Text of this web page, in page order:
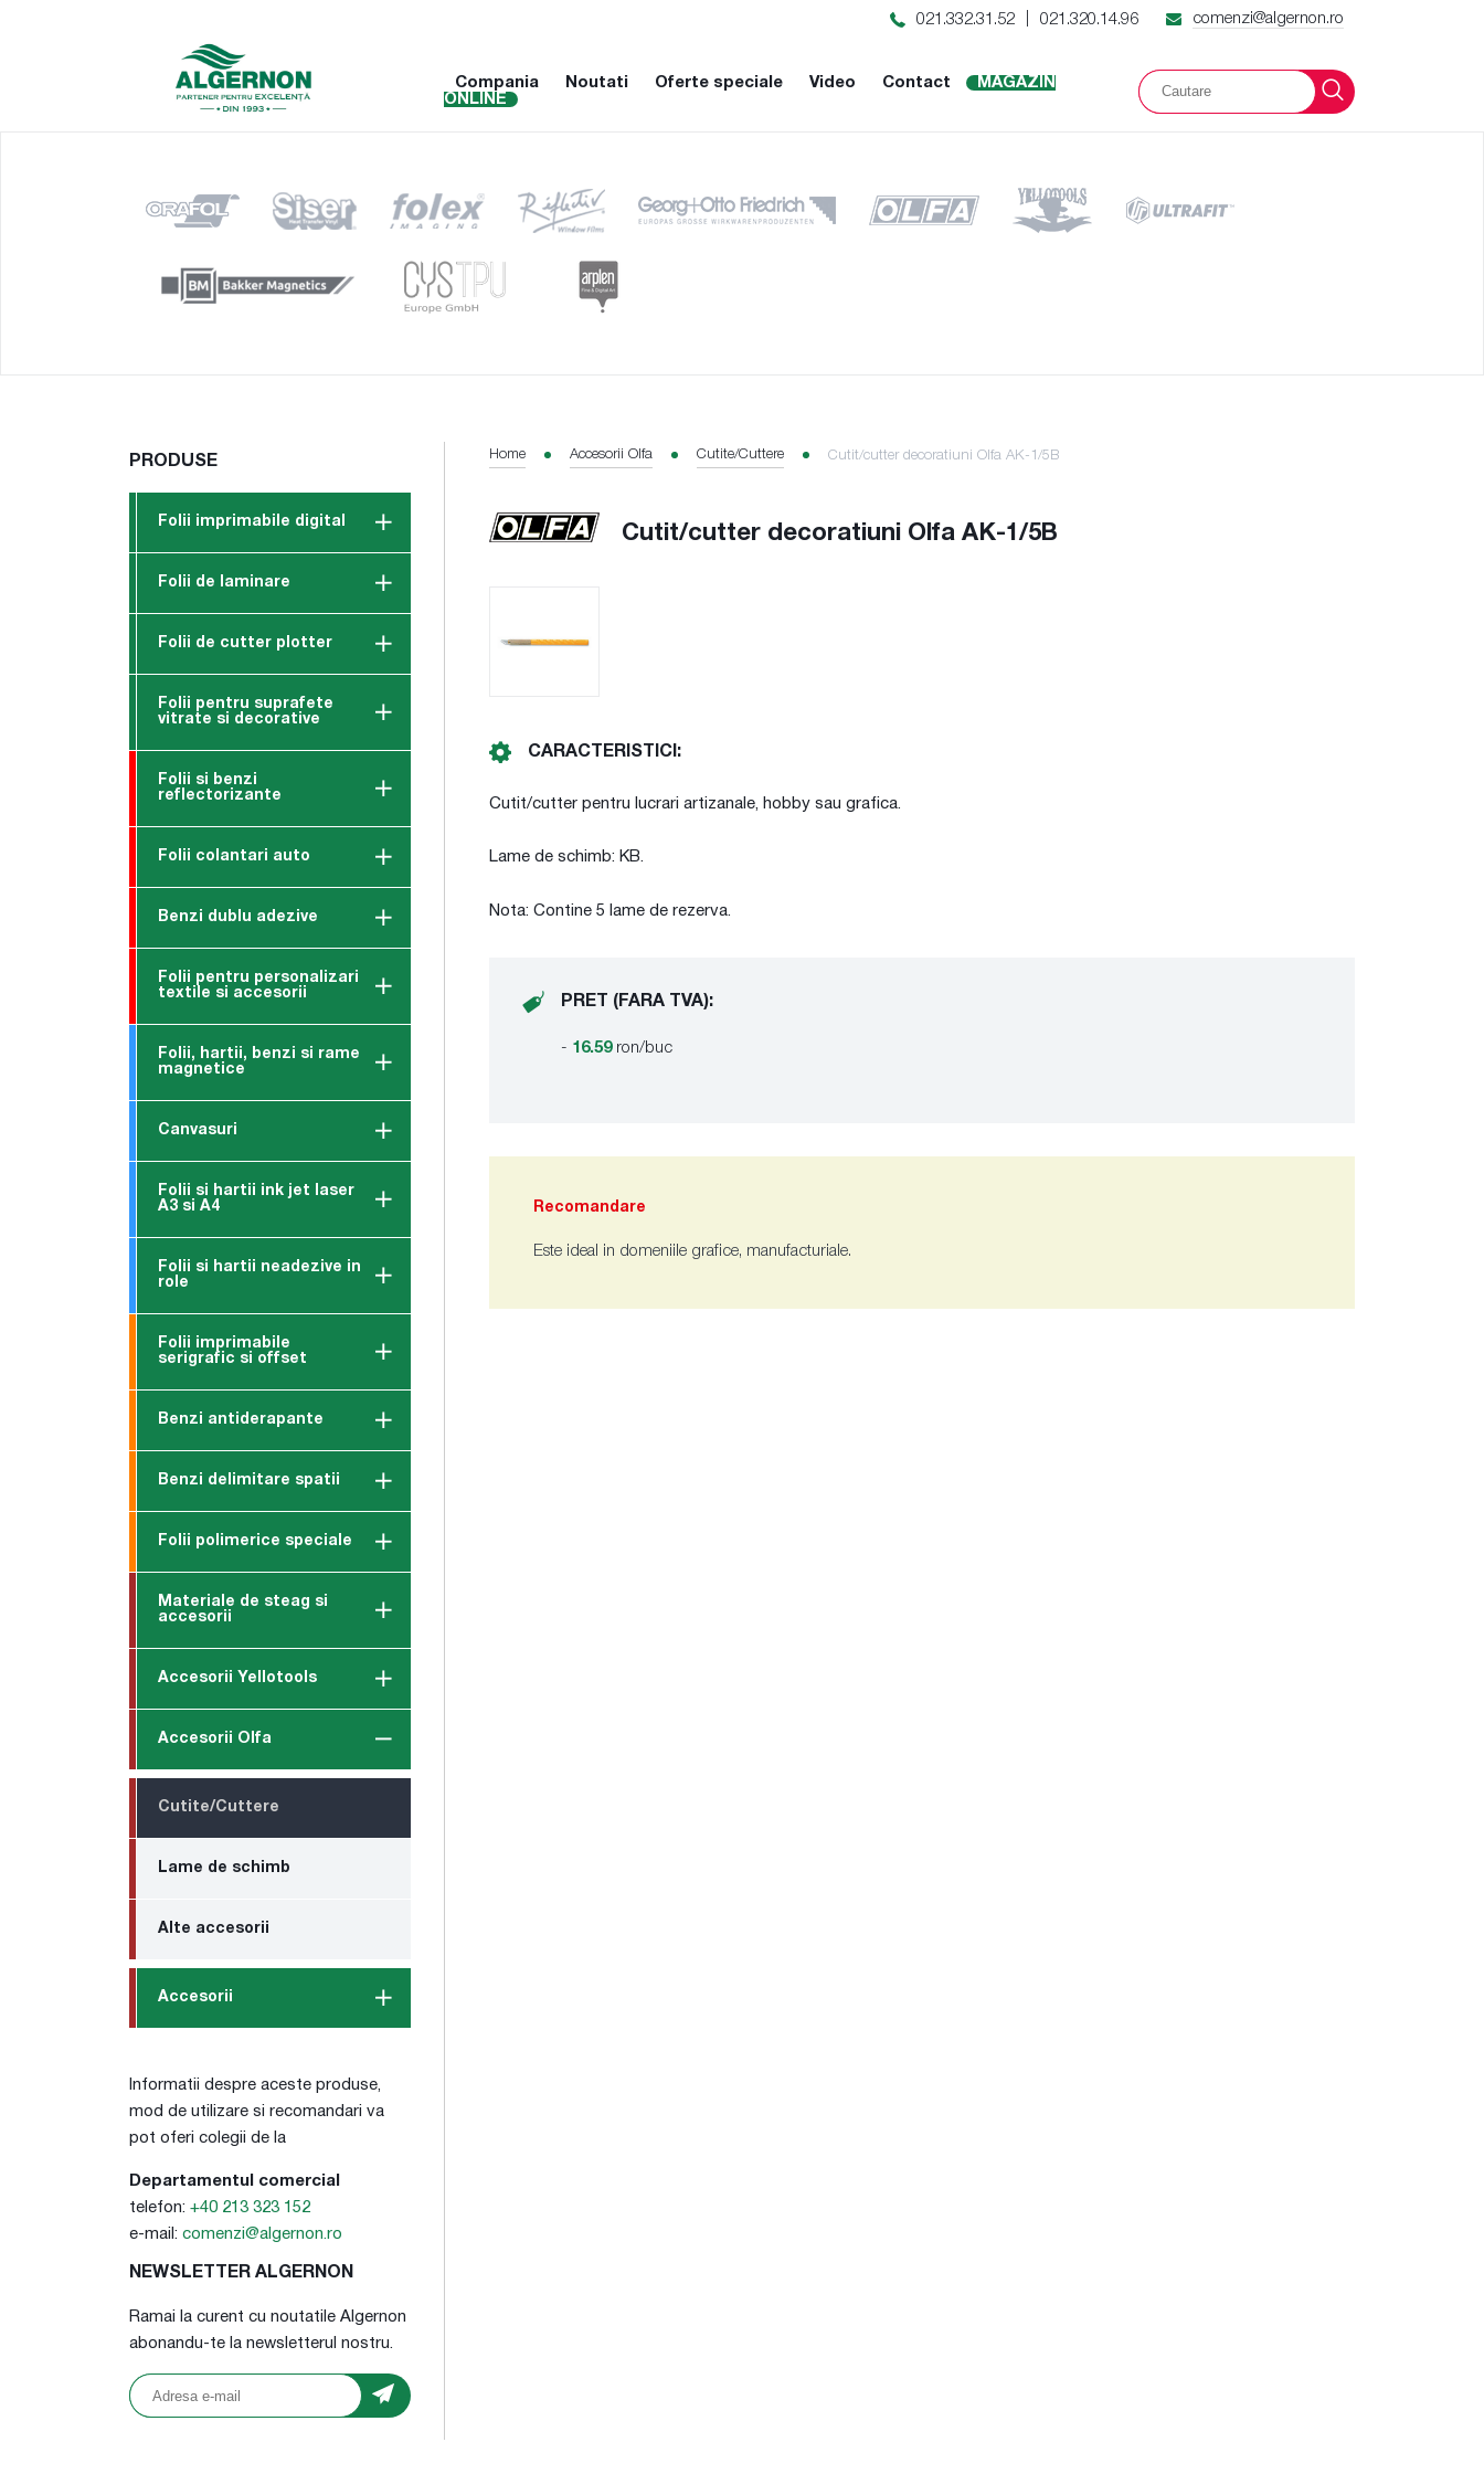
021.332.31.52 021.320.14.96 comenzi@algernon.ro
Compania Noutati Oferte speciale Video Contact
MAGAZIN
ONLINE
PRODUSE
Folii imprimabile digital
Folii de laminare
Folii de cutter plotter
Folii pentru suprafete
vitrate si decorative
Folii si benzi
reflectorizante
Folii colantari auto
Benzi dublu adezive
Folii pentru personalizari
textile si accesorii
Folii, hartii, benzi si rame
magnetice
Canvasuri
Folii si hartii ink jet laser
A3 si A4
Folii si hartii neadezive in
role
Folii imprimabile
serigrafic si offset
Benzi antiderapante
Benzi delimitare spatii
Folii polimerice speciale
Materiale de steag si
accesorii
Accesorii Yellotools
Accesorii Olfa
Cutite/Cuttere
Lame de schimb
Alte accesorii
Accesorii
Informatii despre aceste produse,
mod de utilizare si recomandari va
pot oferi colegii de la
Departamentul comercial
telefon: +40 213 323 152
e-mail: comenzi@algernon.ro
NEWSLETTER ALGERNON
Ramai la curent cu noutatile Algernon
abonandu-te la newsletterul nostru.
Home Accesorii Olfa Cutite/Cuttere Cutit/cutter decoratiuni Olfa AK-1/5B
Cutit/cutter decoratiuni Olfa AK-1/5B
CARACTERISTICI:
Cutit/cutter pentru lucrari artizanale, hobby sau grafica.
Lame de schimb: KB.
Nota: Contine 5 lame de rezerva.
PRET (FARA TVA):
- 16.59ron/buc
Recomandare
Este ideal in domeniile grafice, manufacturiale.